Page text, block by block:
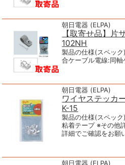
朝日電器 (ELPA)
【取寄せ品】
102NH
製品の仕様(スペッ
合ケーブル電線:同
朝日電器 (ELPA)
ワイヤステッカ
K-15
製品の仕様(スペッ
粘着テープ ※その他
詳細でご確認をお願
朝日電器 (ELPA)